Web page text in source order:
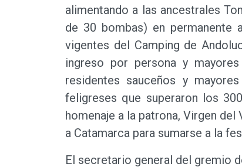
alimentando a las ancestrales
de 30 bombas) en permanente
vigentes del Camping de
ingreso por persona y
residentes sauceños y
feligreses que superaron los
homenaje a la patrona, Virgen
a Catamarca para sumarse a la
El secretario general del gremio